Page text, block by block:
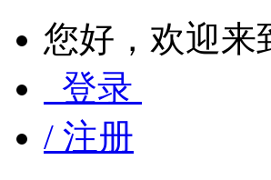
您好，欢迎来
登录
/ 注册